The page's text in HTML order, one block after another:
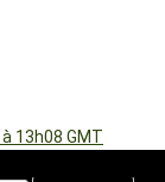
13h08 GMT